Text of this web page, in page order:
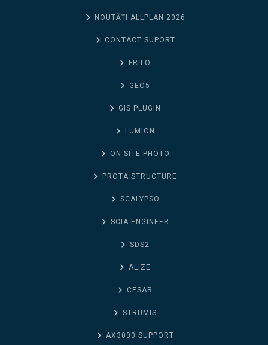
NOUTĂȚI ALLPLAN 2026
CONTACT SUPORT
FRILO
GEO5
GIS PLUGIN
LUMION
ON-SITE PHOTO
PROTA STRUCTURE
SCALYPSO
SCIA ENGINEER
SDS2
ALIZE
CESAR
STRUMIS
AX3000 SUPPORT